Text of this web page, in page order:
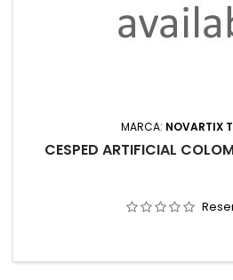
MARCA: NOVARTIX
CESPED ARTIFICIAL